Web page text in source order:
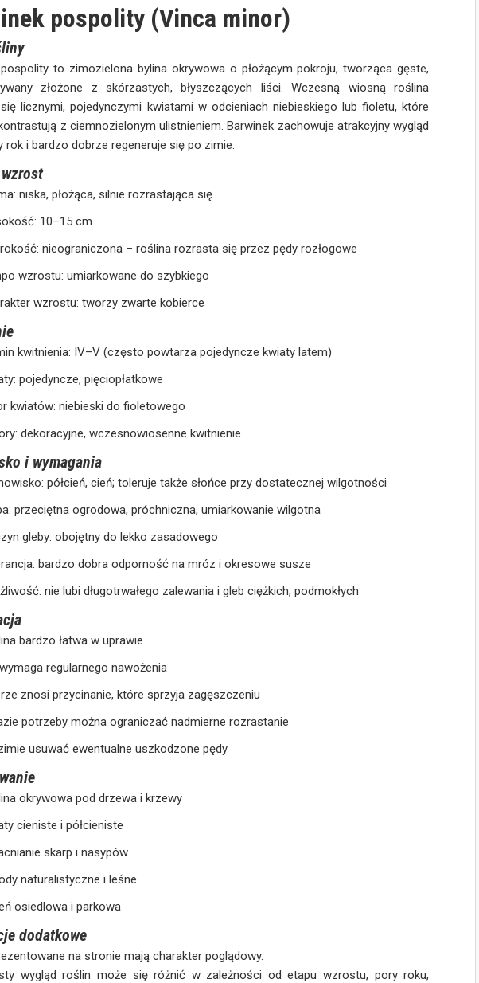
pospolity (Vinca minor)
to zimozielona bylina okrywowa o płożącym pokroju, tworząca gęste,
złożone z skórzastych, błyszczących liści. Wczesną wiosną roślina
licznymi, pojedynczymi kwiatami w odcieniach niebieskiego lub fioletu, które
z ciemnozielonym ulistnieniem. Barwinek zachowuje atrakcyjny wygląd
rok i bardzo dobrze regeneruje się po zimie.
niska, płożąca, silnie rozrastająca się
10–15 cm
nieograniczona – roślina rozrasta się przez pędy rozłogowe
wzrostu: umiarkowane do szybkiego
wzrostu: tworzy zwarte kobierce
kwitnienia: IV–V (często powtarza pojedyncze kwiaty latem)
pojedyncze, pięciopłatkowe
kwiatów: niebieski do fioletowego
dekoracyjne, wczesnowiosenne kwitnienie
i wymagania
półcień, cień; toleruje także słońce przy dostatecznej wilgotności
przeciętna ogrodowa, próchniczna, umiarkowanie wilgotna
gleby: obojętny do lekko zasadowego
bardzo dobra odporność na mróz i okresowe susze
nie lubi długotrwałego zalewania i gleb ciężkich, podmokłych
bardzo łatwa w uprawie
regularnego nawożenia
znosi przycinanie, które sprzyja zagęszczeniu
potrzeby można ograniczać nadmierne rozrastanie
usuwać ewentualne uszkodzone pędy
okrywowa pod drzewa i krzewy
cieniste i półcieniste
skarp i nasypów
naturalistyczne i leśne
osiedlowa i parkowa
dodatkowe
na stronie mają charakter poglądowy.
wygląd roślin może się różnić w zależności od etapu wzrostu, pory roku,